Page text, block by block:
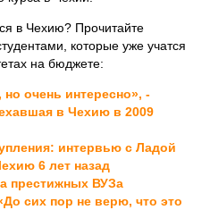
в Чехию? Прочитайте
которые уже учатся
на бюджете:
очень интересно», -
в Чехию в 2009
интервью с Ладой
6 лет назад
престижных ВУЗа
сих пор не верю, что это